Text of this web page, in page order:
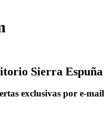
Sierra Espuña
exclusivas por e-mail